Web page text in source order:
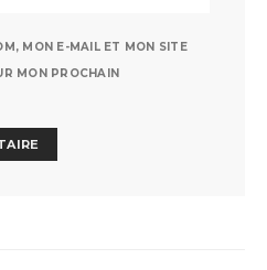
MON E-MAIL ET MON SITE
MON PROCHAIN